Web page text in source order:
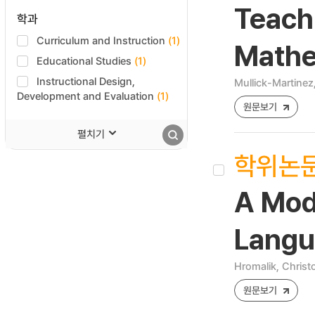
학과
Curriculum and Instruction (1)
Educational Studies (1)
Instructional Design,
Development and Evaluation (1)
펼치기
Mullick-
원문보기
학위논
A
Hromalik,
원문보기